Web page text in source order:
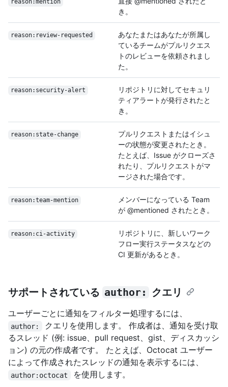
reason:mention
き。
reason:review-requested
あなたまたはあなたが所属し
ているチームがプルリクエス
トのレビューを依頼されまし
た。
reason:security-alert
リポジトリに対してセキュリ
ティアラートが発行されたと
き。
reason:state-change
プルリクエストまたはイシュ
ーの状態が変更されたとき。
たとえば、Issue がクローズさ
れたり、プルリクエストがマ
ージされた場合です。
reason:team-mention
メンバーになっている Team
が @mentioned されたとき。
reason:ci-activity
リポジトリに、新しいワーク
フロー実行ステータスなどの
CI 更新があるとき。
サポートされている author: クエリ
ユーザーごとに通知をフィルター処理するには、
author:
クエリを使用します。 作成者は、通知を受け取
るスレッド (例: issue、pull request、gist、ディスカッシ
ョン) の元の作成者です。 たとえば、Octocat ユーザー
によって作成されたスレッドの通知を表示するには、
author:octocat を使用します。